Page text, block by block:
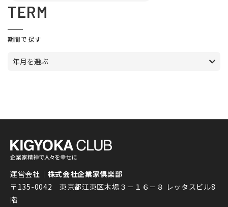
TERM
期間で探す
年月を選ぶ
運営会社｜ 株式会社企業家倶楽部
〒135-0042 東京都江東区木場３－１６－８ レッタスビル8
階